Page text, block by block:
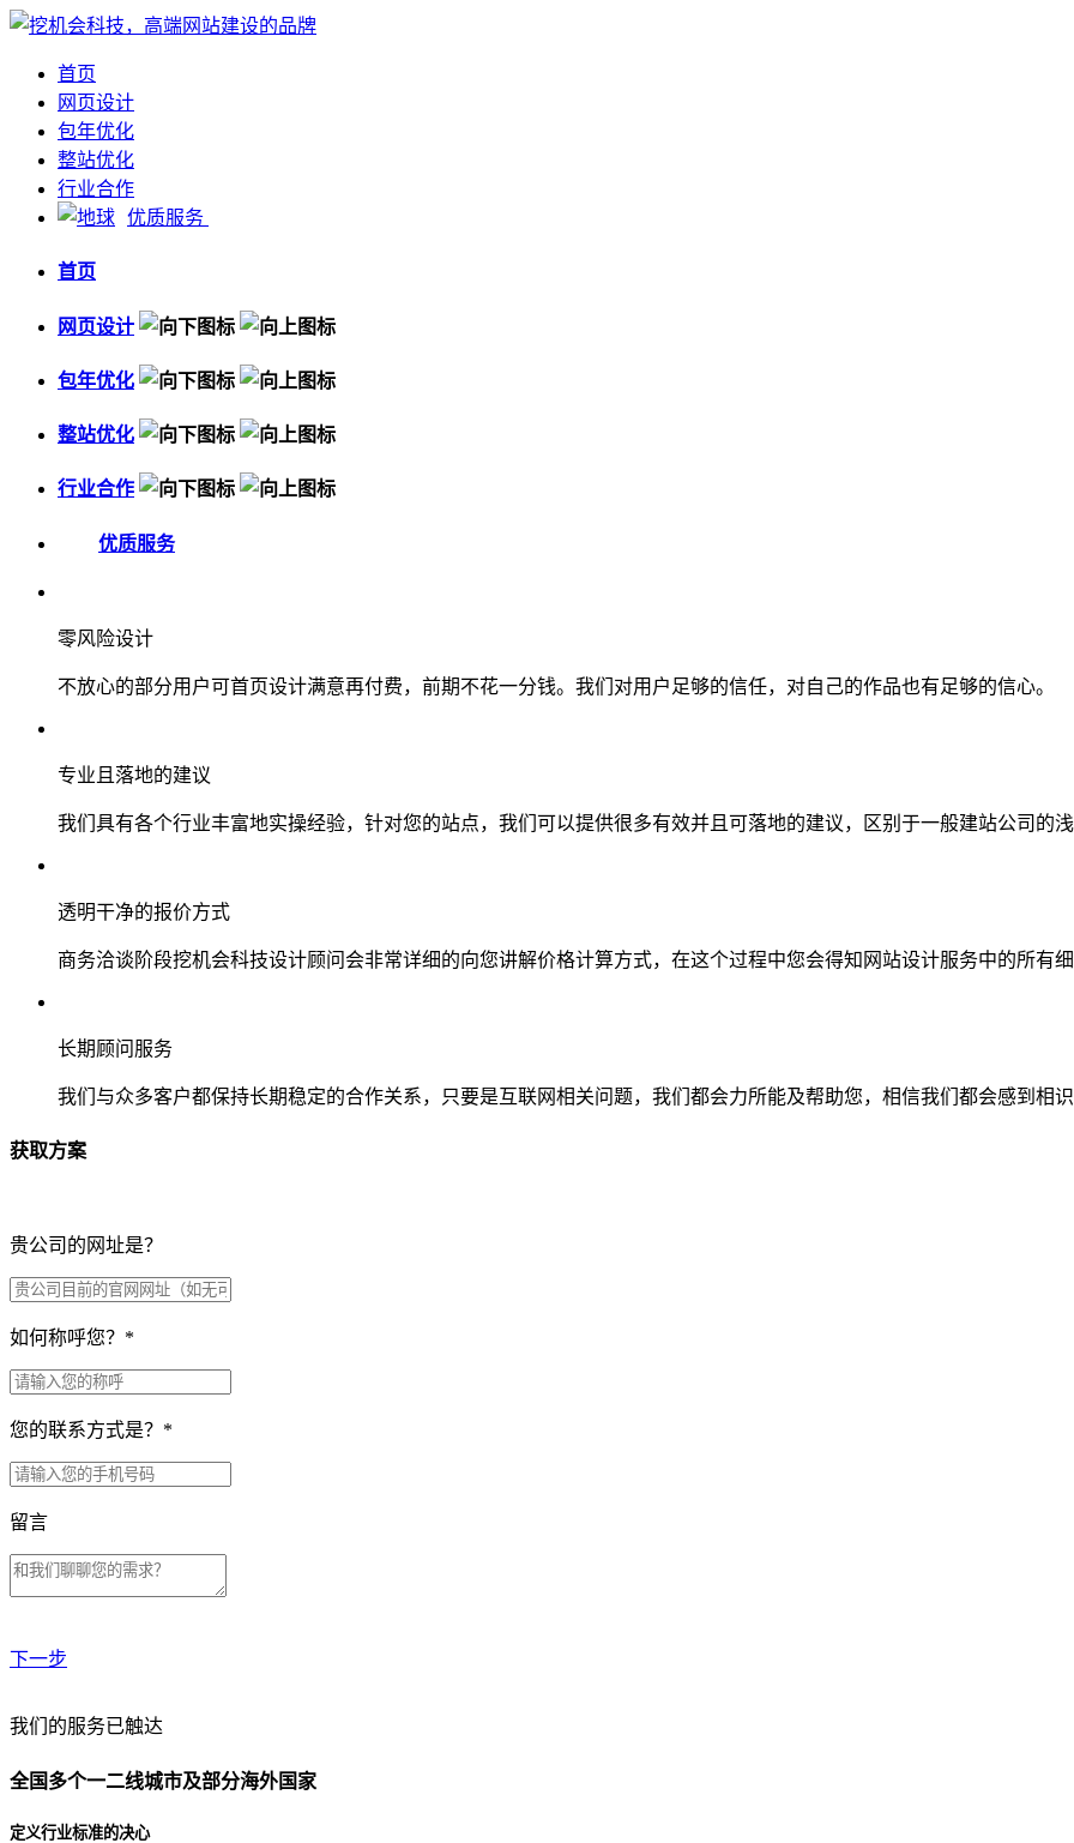
首页
网页设计
包年优化
整站优化
行业合作
优质服务
首页
网页设计
包年优化
整站优化
行业合作
优质服务
零风险设计
不放心的部分用户可首页设计满意再付费，前期不花一分钱。我们对用户足够的信任，对自己的作品也有足够的信心。
专业且落地的建议
我们具有各个行业丰富地实操经验，针对您的站点，我们可以提供很多有效并且可落地的建议，区别于一般建站公司的
透明干净的报价方式
商务洽谈阶段挖机会科技设计顾问会非常详细的向您讲解价格计算方式，在这个过程中您会得知网站设计服务中的所有
长期顾问服务
我们与众多客户都保持长期稳定的合作关系，只要是互联网相关问题，我们都会力所能及帮助您，相信我们都会感到相
获取方案
贵公司的网址是？
如何称呼您？ *
您的联系方式是？ *
留言
下一步
贵公司预算范围是？
贵公司的团队规模是？
我们的服务已触达
全国多个一二线城市及部分海外国家
定义行业标准的决心